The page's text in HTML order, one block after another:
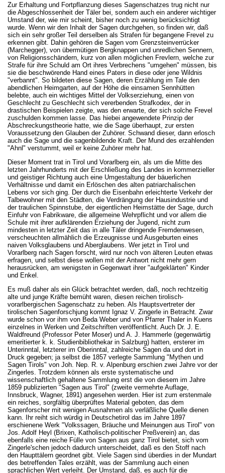
Zur Erhaltung und Fortpflanzung dieses Sagenschatzes trug nicht nur
die Abgeschlossenheit der Täler bei, sondern auch ein anderer wichtiger
Umstand der, wie mir scheint, bisher noch zu wenig berücksichtigt
wurde. Wenn wir den Inhalt der Sagen durchgehen, so finden wir, daß
sich ein sehr großer Teil derselben als Strafen für begangene Frevel zu
erkennen gibt. Dahin gehören die Sagen vom Grenzsteinverrücker
(Marchegger), von übermütigen Bergknappen und unredlichen Sennern,
von Religionsschändern, kurz von allen möglichen Frevlern, welche zur
Strafe für ihre Schuld am Ort ihres Verbrechens "umgehen" müssen, bis
sie die beschwörende Hand eines Paters in diese oder jene Wildnis
"verbannt". So bildeten diese Sagen, deren Erzählung im Tale den
abendlichen Heimgarten, auf der Höhe die einsamen Sennhütten
belebte, auch ein wichtiges Mittel der Volkserziehung, einen von
Geschlecht zu Geschlecht sich vererbenden Strafkodex, der in
drastischen Beispielen zeigte, was den erwarte, der sich solche Frevel
zuschulden kommen lasse. Das hiebei angewendete Prinzip der
Abschreckungstheorie hatte, wie die Sage überhaupt, zur ersten
Voraussetzung den Glauben der Zuhörer. Schwand dieser, dann erlosch
auch die Sage und die sagenbildende Kraft. Der Mund des erzahlenden
"Ahnl" verstummt, weil er keine Zuhörer mehr hat.
Dieser Moment trat in Tirol und Vorarlberg ein, als um die Mitte des
letzten Jahrhunderts mit der Erschließung des Landes in kommerzieller
und geistiger Richtung auch eine Umgestaltung der bäuerlichen
Verhältnisse und damit ein Erlöschen des alten patriarchalischen
Lebens vor sich ging. Der durch die Eisenbahn erleichterte Verkehr der
Talbewohner mit den Städten, die Verdrängung der Hausindustrie und
der traulichen Spinnstube, der eigentlichen Heimstätte der Sage, durch
Einfuhr von Fabrikware, die allgemeine Wehrpflicht und vor allem die
Schule mit ihrer aufklärenden Erziehung der Jugend, nicht zum
mindesten in letzter Zeit das in alle Täler dringende Fremdenwesen,
verscheuchten allmählich die Erzeugnisse und Ausgeburten eines
naiven Volksglaubens und Aberglaubens. Wer jetzt in Tirol und
Vorarlberg nach Sagen forscht, wird nur noch von älteren Leuten etwas
erfragen, und selbst diese wollen mit der Antwort nicht mehr gern
herausrücken, am wenigsten in Gegenwart ihrer "aufgeklärten" Kinder
und Enkel.
Es muß daher als ein Glück betrachtet werden, daß, noch rechtzeitig
alte und junge Kräfte bemüht waren, diesen reichen tirolisch-
vorarlbergischen Sagenschatz zu heben. Als Hauptsvertreter der
tirolischen Sagenforschjung kommt Ignaz V. Zingerle in Betracht. Zwar
wurde schon vor ihm von Beda Weber und von Pfarrer Thaler in Kuens
einzelnes in Werken und Zeitschriften veröffentlicht. Auch Dr. J. E.
Waldfreund (Professor Peter Moser) und A. J. Hammerle (gegenwärtig
emeritierter k. k. Studienbibliothekar in Salzburg) hatten, ersterer im
Unterinntal, letzterer im Oberinntal, zahlreiche Sagen da und dort in
Druck gegeben; ja selbst die 1857 verlegte Sammlung "Mythen und
Sagen Tirols" von Joh. Nep. R. v. Alpenburg erschien zwei Jahre vor der
Zingerles. Trotzdem können als erste systematische und
wissenschaftlich gehaltene Sammlung erst die von diesem im Jahre
1859 publizierten "Sagen aus Tirol" (zweite vermehrte Auflage,
Innsbruck, Wagner, 1891) angesehen werden. Hier ist zum erstenmale
ein reiches, sorgfältig überprüftes Material geboten, das dem
Sagenforscher mit wenigen Ausnahmen als verläßliche Quelle dienen
kann. Ihr reiht sich würdig in Deutschetirol das im Jahre 1897
erschienene Werk "Volkssagen, Bräuche und Meinungen aus Tirol" von
Jos. Adolf Heyl (Brixen, Katholisch-politischer Preßverein) an, das
ebenfalls eine reiche Fülle von Sagen aus ganz Tirol bietet, sich vom
Zingerle'schen jedoch dadurch unterscheidet, daß es den Stoff nach
den Haupttälern geordnet gibt. Viele Sagen sind überdies in der Mundart
des betreffenden Tales erzählt, was der Sammlung auch einen
sprachlichen Wert verleiht. Der Umstand, daß, es auch für die